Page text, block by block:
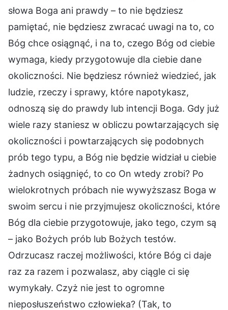
słowa Boga ani prawdy – to nie będziesz
pamiętać, nie będziesz zwracać uwagi na to, co
Bóg chce osiągnąć, i na to, czego Bóg od ciebie
wymaga, kiedy przygotowuje dla ciebie dane
okoliczności. Nie będziesz również wiedzieć, jak
ludzie, rzeczy i sprawy, które napotykasz,
odnoszą się do prawdy lub intencji Boga. Gdy już
wiele razy staniesz w obliczu powtarzających się
okoliczności i powtarzających się podobnych
prób tego typu, a Bóg nie będzie widział u ciebie
żadnych osiągnięć, to co On wtedy zrobi? Po
wielokrotnych próbach nie wywyższasz Boga w
swoim sercu i nie przyjmujesz okoliczności, które
Bóg dla ciebie przygotowuje, jako tego, czym są
– jako Bożych prób lub Bożych testów.
Odrzucasz raczej możliwości, które Bóg ci daje
raz za razem i pozwalasz, aby ciągle ci się
wymykały. Czyż nie jest to ogromne
nieposłuszeństwo człowieka? (Tak, to